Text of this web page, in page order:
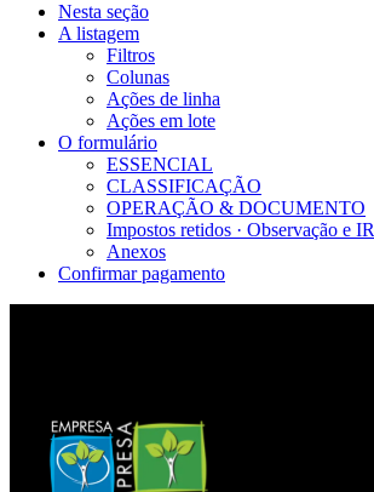
Nesta seção
A listagem
Filtros
Colunas
Ações de linha
Ações em lote
O formulário
ESSENCIAL
CLASSIFICAÇÃO
OPERAÇÃO & DOCUMENTO
Impostos retidos · Observação e IR
Anexos
Confirmar pagamento